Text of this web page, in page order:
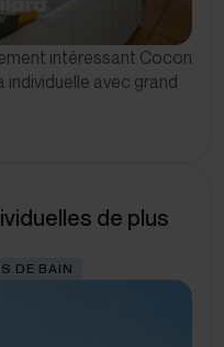
intéressant Cocon
individuelle avec grand
de plus
DE BAIN